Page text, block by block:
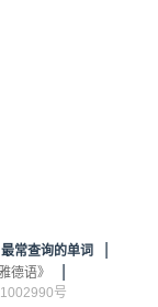
最常查询的单词
德语》
号